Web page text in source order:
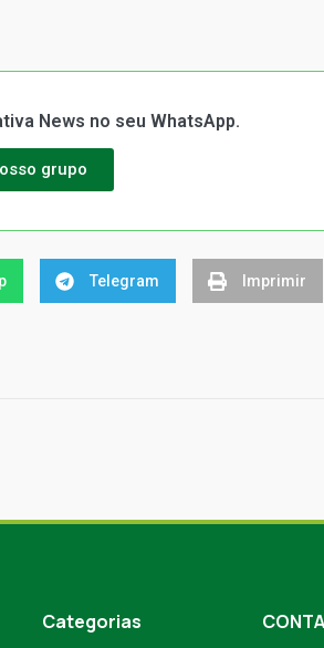
News no seu WhatsApp.
grupo
Telegram Imprimir
Categorias